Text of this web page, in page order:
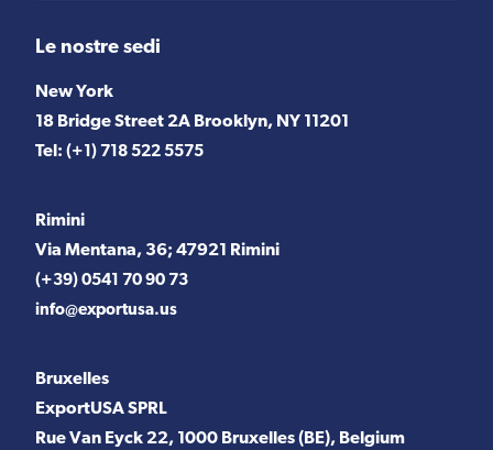
Le nostre sedi
New York
18 Bridge Street 2A Brooklyn, NY 11201
Tel: (+1) 718 522 5575
Rimini
Via Mentana, 36; 47921 Rimini
(+39) 0541 70 90 73
info@exportusa.us
Bruxelles
ExportUSA SPRL
Rue Van Eyck 22, 1000 Bruxelles (BE), Belgium